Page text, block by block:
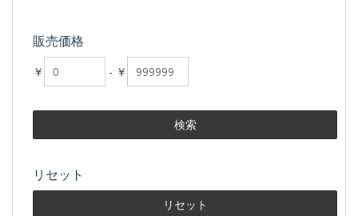
販売価格
￥ - ￥
リセット